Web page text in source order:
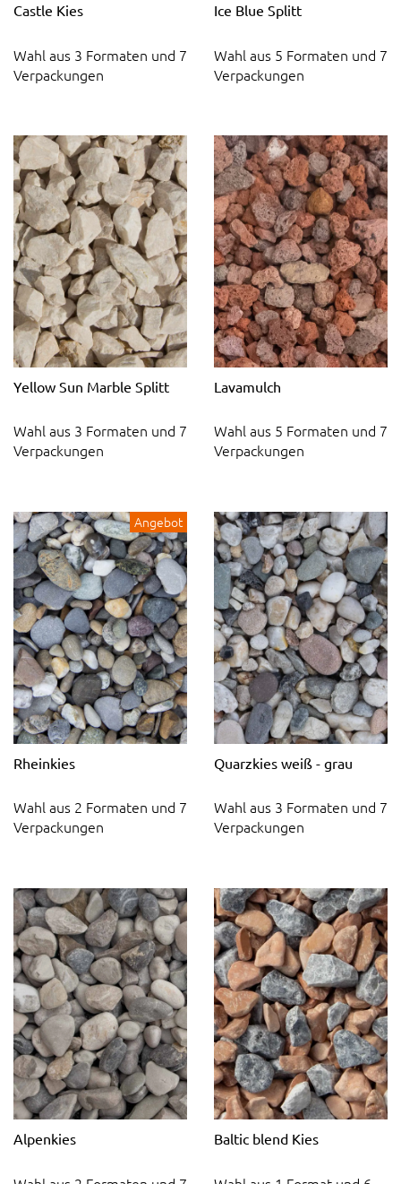
Castle Kies
Wahl aus 3 Formaten und 7
Verpackungen
Ice Blue Splitt
Wahl aus 5 Formaten und 7
Verpackungen
Yellow Sun Marble Splitt
Wahl aus 3 Formaten und 7
Verpackungen
Lavamulch
Wahl aus 5 Formaten und 7
Verpackungen
Angebot
Rheinkies
Wahl aus 2 Formaten und 7
Verpackungen
Quarzkies weiß - grau
Wahl aus 3 Formaten und 7
Verpackungen
Alpenkies Baltic blend Kies